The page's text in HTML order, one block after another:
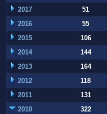
2017
51
2016
55
2015
106
2014
144
2013
164
2012
118
2011
131
2010
322